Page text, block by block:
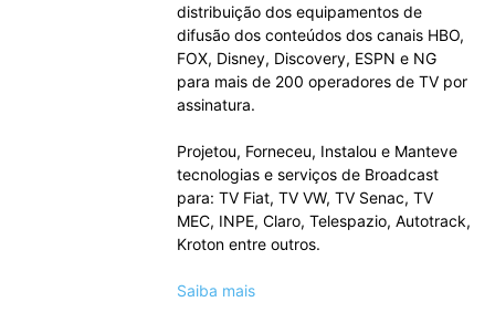
distribuição dos equipamentos de
difusão dos conteúdos dos canais HBO,
FOX, Disney, Discovery, ESPN e NG
para mais de 200 operadores de TV por
assinatura.
Projetou, Forneceu, Instalou e Manteve
tecnologias e serviços de Broadcast
para: TV Fiat, TV VW, TV Senac, TV
MEC, INPE, Claro, Telespazio, Autotrack,
Kroton entre outros.
Saiba mais